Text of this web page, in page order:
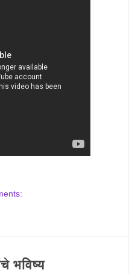
भविष्य